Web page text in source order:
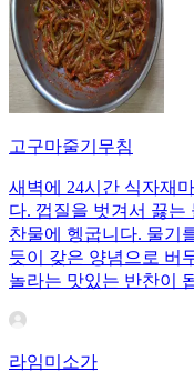
고구마줄기무침
새벽에 24시간 식자재
다. 껍질을 벗겨서 끓는
찬물에 헹굽니다. 물기
듯이 갖은 양념으로 버
놀라는 맛있는 반찬이
라임미소가